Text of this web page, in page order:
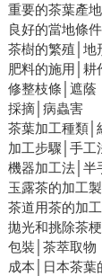
重要的茶葉產
良好的當地條
茶樹的繁殖│地
肥料的施用│耕
修整枝條│遮蔭
採摘│病蟲害
茶葉加工種類│
加工步驟│手工
機器加工法│半
玉露茶的加工
茶道用茶的加
拋光和挑除茶
包裝│茶萃取物
成本│日本茶葉